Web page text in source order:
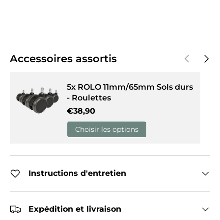
Accessoires assortis Précédent
5x ROLO 11mm/65mm Sols durs
- Roulettes
Prix habituel
€38,90
Choisir les options
Instructions d'entretien
Expédition et livraison